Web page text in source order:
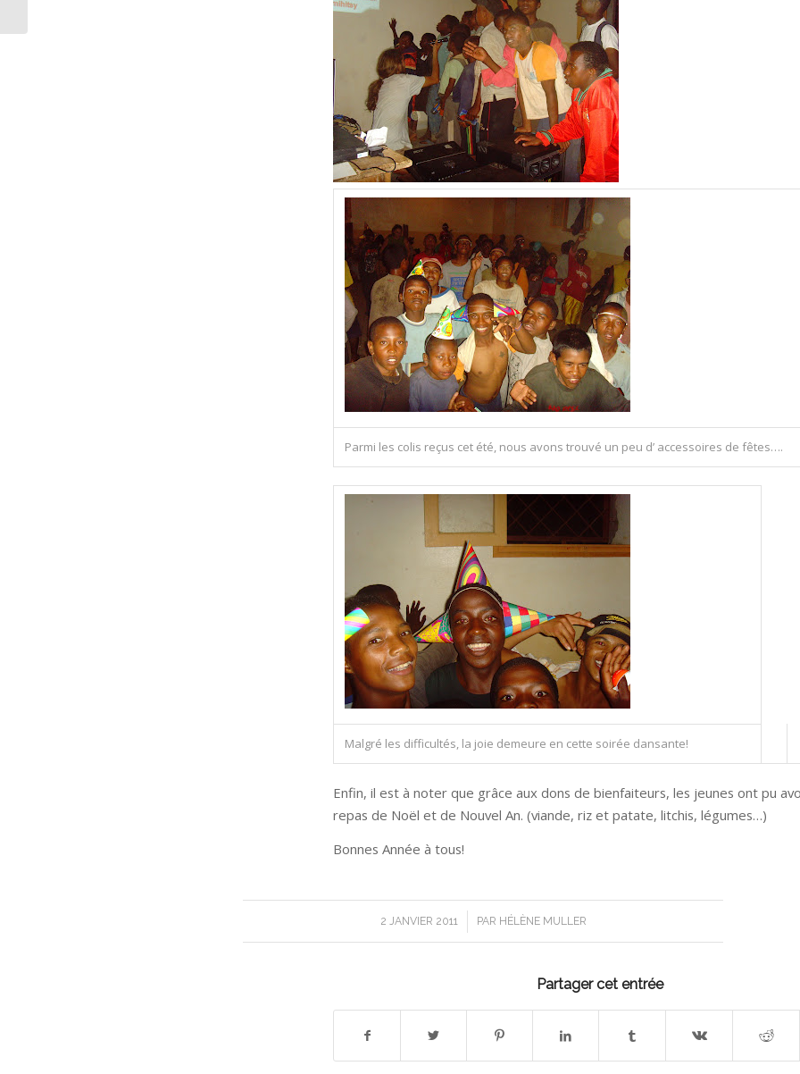
Parmi les colis reçus cet été, nous avons trouvé un peu d’ accessoires de fêtes….
Malgré les difficultés, la joie demeure en cette soirée dansante!
Enfin, il est à noter que grâce aux dons de bienfaiteurs, les jeunes ont pu
repas de Noël et de Nouvel An. (viande, riz et patate, litchis, légumes…)
Bonnes Année à tous!
2 JANVIER 2011
/ PAR HÉLÈNE MULLER
Partager cet entrée